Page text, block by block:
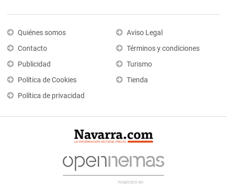
Quiénes somos
Contacto
Publicidad
Política de Cookies
Política de privacidad
Aviso Legal
Términos y condiciones
Turismo
Tienda